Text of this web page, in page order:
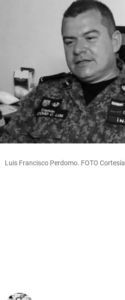
Luis Francisco Perdomo. FOTO Cortesía